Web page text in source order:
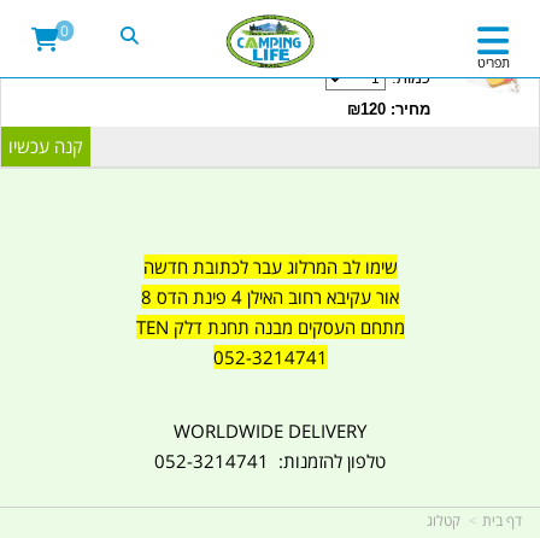
20LITRE WATER CONTAINER WITH TAP
CAMPINGLIFE ISRAEL קמפינג לייף
כמות:
מחיר: ₪120
שימו לב המרלוג עבר לכתובת חדשה
אור עקיבא רחוב האילן 4 פינת הדס 8
מתחם העסקים מבנה תחנת דלק TEN
052-3214741
WORLDWIDE DELIVERY
טלפון להזמנות: 052-3214741
תפריט
0
דף בית קטלוג